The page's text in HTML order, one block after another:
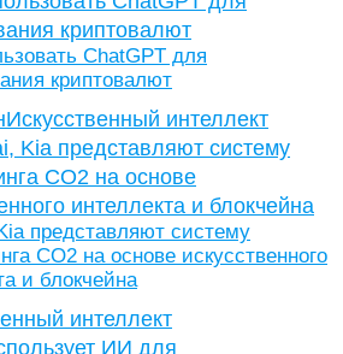
ChatGPT для
криптовалют
Искусственный интеллект
представляют систему
CO2 на основе искусственного
и блокчейна
интеллект